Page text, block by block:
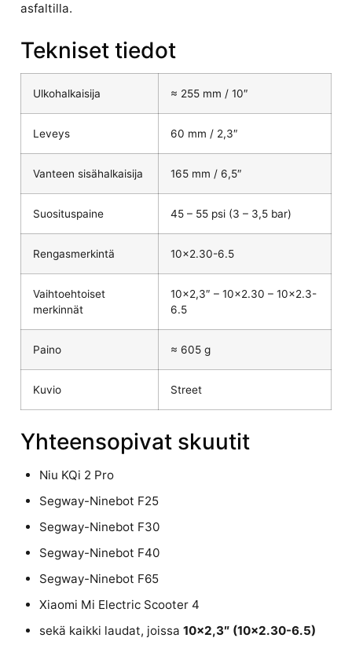
asfaltilla.
Tekniset tiedot
Ulkohalkaisija ≈ 255 mm / 10″
Leveys 60 mm / 2,3″
Vanteen sisähalkaisija 165 mm / 6,5″
Suosituspaine 45 – 55 psi (3 – 3,5 bar)
Rengasmerkintä 10×2.30-6.5
Vaihtoehtoiset
merkinnät
10×2,3″ – 10×2.30 – 10×2.3-
6.5
Paino ≈ 605 g
Kuvio Street
Yhteensopivat skuutit
Niu KQi 2 Pro
Segway-Ninebot F25
Segway-Ninebot F30
Segway-Ninebot F40
Segway-Ninebot F65
Xiaomi Mi Electric Scooter 4
sekä kaikki laudat, joissa 10×2,3″ (10×2.30-6.5)